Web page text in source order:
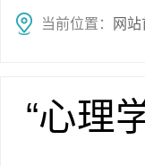
当前位置： 网站
“心理